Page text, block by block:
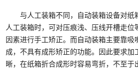
与人工装箱不同，自动装箱设备对纸
人工装箱时，可对压痕浅、压线开槽走位
因素进行手工矫正。而自动装箱主要靠吸
成，不具有成形矫正的功能。因此要求加
晰，在纸箱折合成形时容易弯折，不至于